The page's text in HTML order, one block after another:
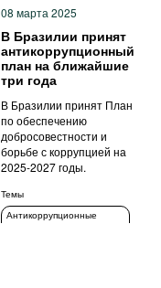
08 марта 2025
В Бразилии принят
антикоррупционный
план на ближайшие
три года
В Бразилии принят План
по обеспечению
добросовестности и
борьбе с коррупцией на
2025-2027 годы.
Темы
Антикоррупционные